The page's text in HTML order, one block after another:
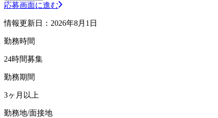
応募画面に進む
情報更新日：2026年8月1日
勤務時間
24時間募集
勤務期間
3ヶ月以上
勤務地/面接地